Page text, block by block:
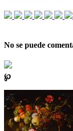
No se puede
℘